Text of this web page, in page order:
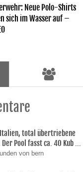
Neue Polo-Shirts
sich im Wasser auf –
total übertriebene
Pool fasst ca. 40 Kub ...
von bern